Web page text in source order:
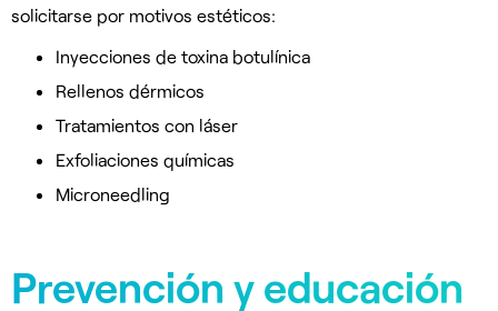
solicitarse por motivos estéticos:
Inyecciones de toxina botulínica
Rellenos dérmicos
Tratamientos con láser
Exfoliaciones químicas
Microneedling
Prevención y educación